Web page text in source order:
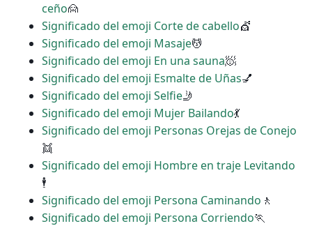
ceño🙍
Significado del emoji Corte de cabello💇
Significado del emoji Masaje💆
Significado del emoji En una sauna🧖
Significado del emoji Esmalte de Uñas💅
Significado del emoji Selfie🤳
Significado del emoji Mujer Bailando💃
Significado del emoji Personas Orejas de Conejo
👯
Significado del emoji Hombre en traje Levitando
🕴
Significado del emoji Persona Caminando 🚶
Significado del emoji Persona Corriendo🏃